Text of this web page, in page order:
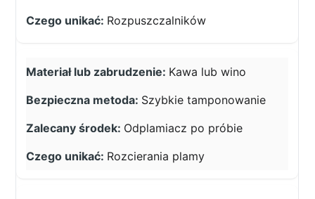
Rozpuszczalników
Kawa lub wino
Szybkie tamponowanie
Odplamiacz po próbie
Rozcierania plamy